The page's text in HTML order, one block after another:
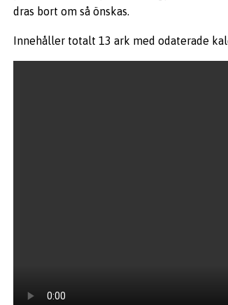
dras bort om så önskas.
Innehåller totalt 13 ark med odaterade